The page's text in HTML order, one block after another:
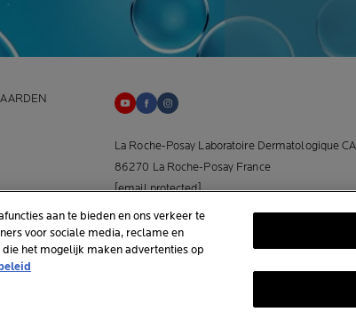
La Roche-Posay Laboratoire Dermatologique
86270 La Roche-Posay France
[email protected]
*Onderzoek uitgevoerd binnen de dermo-
huidverzorgingsmarkt door APLUSA en haar
januari tot april 2025, onder 56 dermatologen in
aan te bieden en ons verkeer te
voor sociale media, reclame en
het mogelijk maken advertenties op